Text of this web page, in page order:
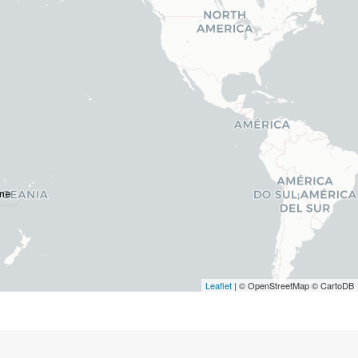
Leaflet | © OpenStreetMap © CartoDB